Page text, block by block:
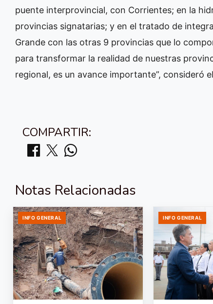
puente interprovincial, con Corrientes; en la
provincias signatarias; y en el tratado de
Grande con las otras 9 provincias que lo
para transformar la realidad de nuestras
regional, es un avance importante”, consideró
COMPARTIR:
Notas Relacionadas
INFO GENERAL INFO GENERAL